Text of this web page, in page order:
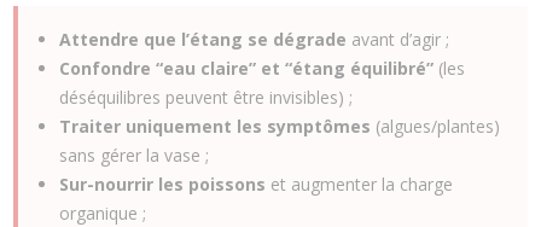
Attendre que l’étang se dégrade avant d’agir ;
Confondre “eau claire” et “étang équilibré” (les
déséquilibres peuvent être invisibles) ;
Traiter uniquement les symptômes (algues/plantes)
sans gérer la vase ;
Sur-nourrir les poissons et augmenter la charge
organique ;